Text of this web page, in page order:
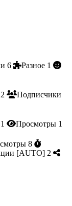
6 Разное 1
2
Подписчики
1 Просмотры 1
8
[AUTO] 2